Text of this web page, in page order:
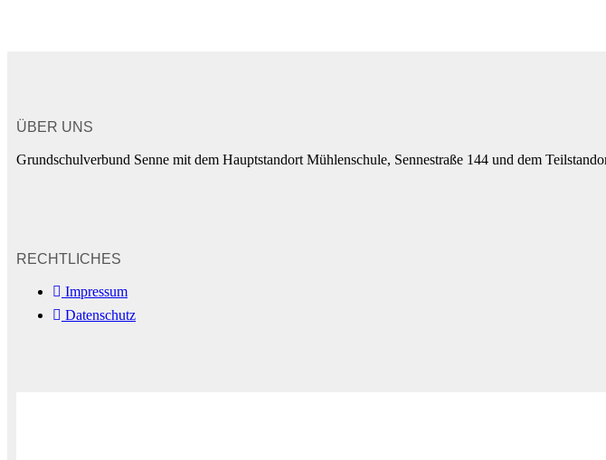
ÜBER UNS
Grundschulverbund Senne mit dem Hauptstandort Mühlenschule, Sennestraße 144 und dem
RECHTLICHES
Impressum
Datenschutz